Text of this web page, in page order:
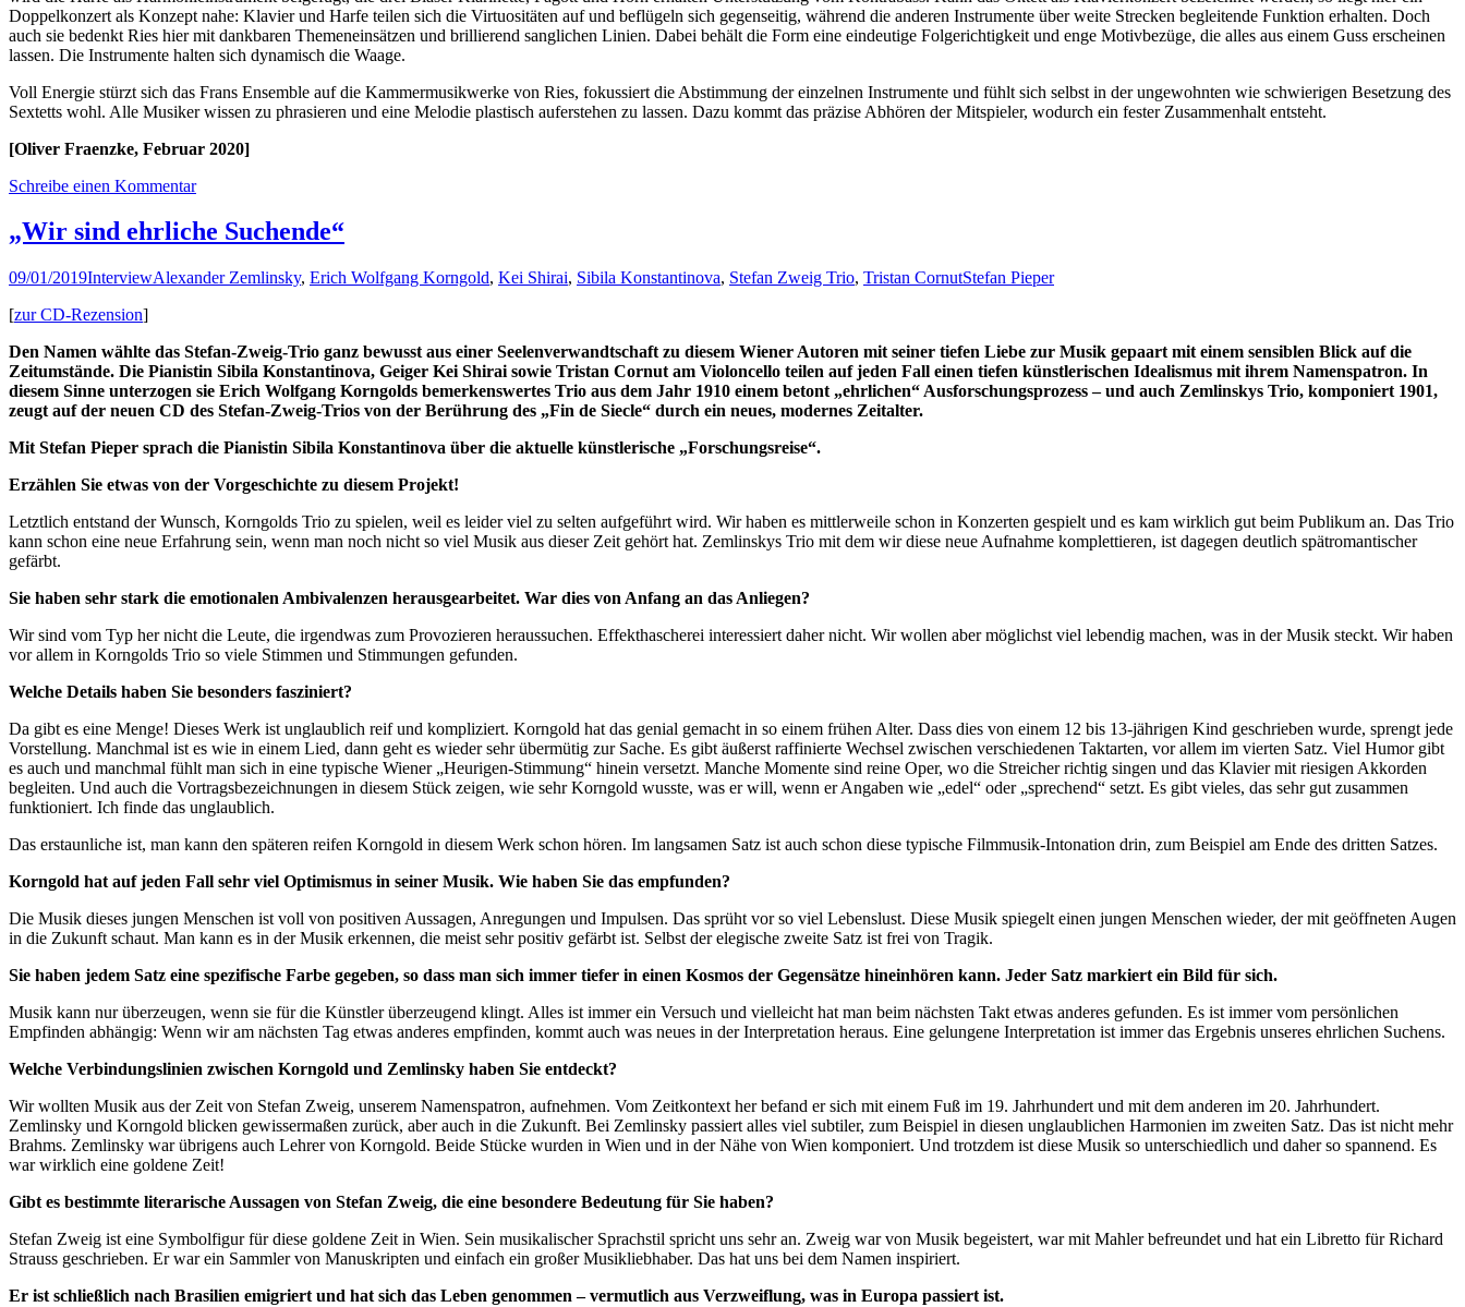
Doppelkonzert als Konzept nahe: Klavier und Harfe teilen sich die Virtuositäten auf und beflügeln sich gegenseitig, während die anderen Instrumente über weite Strecken begleitende Funktion erhalten. Doch
auch sie bedenkt Ries hier mit dankbaren Themeneinsätzen und brillierend sanglichen Linien. Dabei behält die Form eine eindeutige Folgerichtigkeit und enge Motivbezüge, die alles aus einem Guss erscheinen
lassen. Die Instrumente halten sich dynamisch die Waage.
Voll Energie stürzt sich das Frans Ensemble auf die Kammermusikwerke von Ries, fokussiert die Abstimmung der einzelnen Instrumente und fühlt sich selbst in der ungewohnten wie schwierigen Besetzung des
Sextetts wohl. Alle Musiker wissen zu phrasieren und eine Melodie plastisch auferstehen zu lassen. Dazu kommt das präzise Abhören der Mitspieler, wodurch ein fester Zusammenhalt entsteht.
[Oliver Fraenzke, Februar 2020]
Schreibe einen Kommentar
„Wir sind ehrliche Suchende“
09/01/2019InterviewAlexander Zemlinsky, Erich Wolfgang Korngold, Kei Shirai, Sibila Konstantinova, Stefan Zweig Trio, Tristan CornutStefan Pieper
[zur CD-Rezension]
Den Namen wählte das Stefan-Zweig-Trio ganz bewusst aus einer Seelenverwandtschaft zu diesem Wiener Autoren mit seiner tiefen Liebe zur Musik gepaart mit einem sensiblen Blick auf die
Zeitumstände. Die Pianistin Sibila Konstantinova, Geiger Kei Shirai sowie Tristan Cornut am Violoncello teilen auf jeden Fall einen tiefen künstlerischen Idealismus mit ihrem Namenspatron. In
diesem Sinne unterzogen sie Erich Wolfgang Korngolds bemerkenswertes Trio aus dem Jahr 1910 einem betont „ehrlichen“ Ausforschungsprozess – und auch Zemlinskys Trio, komponiert 1901,
zeugt auf der neuen CD des Stefan-Zweig-Trios von der Berührung des „Fin de Siecle“ durch ein neues, modernes Zeitalter.
Mit Stefan Pieper sprach die Pianistin Sibila Konstantinova über die aktuelle künstlerische „Forschungsreise“.
Erzählen Sie etwas von der Vorgeschichte zu diesem Projekt!
Letztlich entstand der Wunsch, Korngolds Trio zu spielen, weil es leider viel zu selten aufgeführt wird. Wir haben es mittlerweile schon in Konzerten gespielt und es kam wirklich gut beim Publikum an. Das Trio
kann schon eine neue Erfahrung sein, wenn man noch nicht so viel Musik aus dieser Zeit gehört hat. Zemlinskys Trio mit dem wir diese neue Aufnahme komplettieren, ist dagegen deutlich spätromantischer
gefärbt.
Sie haben sehr stark die emotionalen Ambivalenzen herausgearbeitet. War dies von Anfang an das Anliegen?
Wir sind vom Typ her nicht die Leute, die irgendwas zum Provozieren heraussuchen. Effekthascherei interessiert daher nicht. Wir wollen aber möglichst viel lebendig machen, was in der Musik steckt. Wir haben
vor allem in Korngolds Trio so viele Stimmen und Stimmungen gefunden.
Welche Details haben Sie besonders fasziniert?
Da gibt es eine Menge! Dieses Werk ist unglaublich reif und kompliziert. Korngold hat das genial gemacht in so einem frühen Alter. Dass dies von einem 12 bis 13-jährigen Kind geschrieben wurde, sprengt jede
Vorstellung. Manchmal ist es wie in einem Lied, dann geht es wieder sehr übermütig zur Sache. Es gibt äußerst raffinierte Wechsel zwischen verschiedenen Taktarten, vor allem im vierten Satz. Viel Humor gibt
es auch und manchmal fühlt man sich in eine typische Wiener „Heurigen-Stimmung“ hinein versetzt. Manche Momente sind reine Oper, wo die Streicher richtig singen und das Klavier mit riesigen Akkorden
begleiten. Und auch die Vortragsbezeichnungen in diesem Stück zeigen, wie sehr Korngold wusste, was er will, wenn er Angaben wie „edel“ oder „sprechend“ setzt. Es gibt vieles, das sehr gut zusammen
funktioniert. Ich finde das unglaublich.
Das erstaunliche ist, man kann den späteren reifen Korngold in diesem Werk schon hören. Im langsamen Satz ist auch schon diese typische Filmmusik-Intonation drin, zum Beispiel am Ende des dritten Satzes.
Korngold hat auf jeden Fall sehr viel Optimismus in seiner Musik. Wie haben Sie das empfunden?
Die Musik dieses jungen Menschen ist voll von positiven Aussagen, Anregungen und Impulsen. Das sprüht vor so viel Lebenslust. Diese Musik spiegelt einen jungen Menschen wieder, der mit geöffneten Augen
in die Zukunft schaut. Man kann es in der Musik erkennen, die meist sehr positiv gefärbt ist. Selbst der elegische zweite Satz ist frei von Tragik.
Sie haben jedem Satz eine spezifische Farbe gegeben, so dass man sich immer tiefer in einen Kosmos der Gegensätze hineinhören kann. Jeder Satz markiert ein Bild für sich.
Musik kann nur überzeugen, wenn sie für die Künstler überzeugend klingt. Alles ist immer ein Versuch und vielleicht hat man beim nächsten Takt etwas anderes gefunden. Es ist immer vom persönlichen
Empfinden abhängig: Wenn wir am nächsten Tag etwas anderes empfinden, kommt auch was neues in der Interpretation heraus. Eine gelungene Interpretation ist immer das Ergebnis unseres ehrlichen Suchens.
Welche Verbindungslinien zwischen Korngold und Zemlinsky haben Sie entdeckt?
Wir wollten Musik aus der Zeit von Stefan Zweig, unserem Namenspatron, aufnehmen. Vom Zeitkontext her befand er sich mit einem Fuß im 19. Jahrhundert und mit dem anderen im 20. Jahrhundert.
Zemlinsky und Korngold blicken gewissermaßen zurück, aber auch in die Zukunft. Bei Zemlinsky passiert alles viel subtiler, zum Beispiel in diesen unglaublichen Harmonien im zweiten Satz. Das ist nicht mehr
Brahms. Zemlinsky war übrigens auch Lehrer von Korngold. Beide Stücke wurden in Wien und in der Nähe von Wien komponiert. Und trotzdem ist diese Musik so unterschiedlich und daher so spannend. Es
war wirklich eine goldene Zeit!
Gibt es bestimmte literarische Aussagen von Stefan Zweig, die eine besondere Bedeutung für Sie haben?
Stefan Zweig ist eine Symbolfigur für diese goldene Zeit in Wien. Sein musikalischer Sprachstil spricht uns sehr an. Zweig war von Musik begeistert, war mit Mahler befreundet und hat ein Libretto für Richard
Strauss geschrieben. Er war ein Sammler von Manuskripten und einfach ein großer Musikliebhaber. Das hat uns bei dem Namen inspiriert.
Er ist schließlich nach Brasilien emigriert und hat sich das Leben genommen – vermutlich aus Verzweiflung, was in Europa passiert ist.